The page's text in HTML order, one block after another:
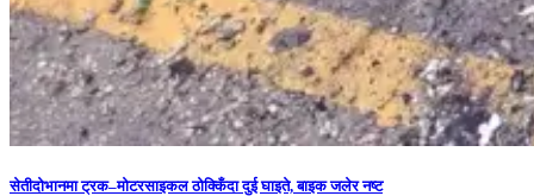
सेतीदोभानमा ट्रक–मोटरसाइकल ठोक्किँदा दुई घाइते, बाइक जलेर नष्ट